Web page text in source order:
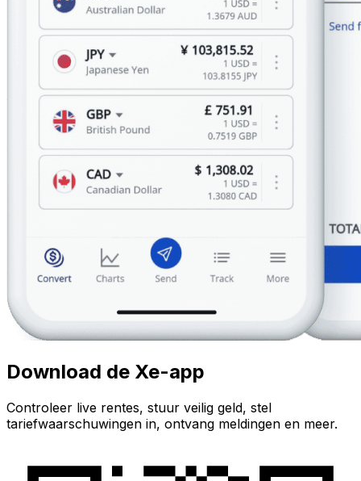
Download de Xe-app
Controleer live rentes, stuur veilig geld, stel
tariefwaarschuwingen in, ontvang meldingen en meer.